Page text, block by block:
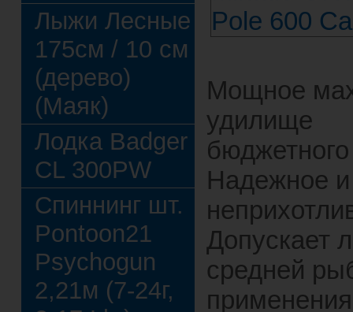
Лыжи Лесные
175см / 10 см
(дерево)
(Маяк)
Лодка Badger
CL 300PW
Спиннинг шт.
Pontoon21
Psychogun
2,21м (7-24г,
Мощное
удилище
Надежное и
Допускает
средней
применения